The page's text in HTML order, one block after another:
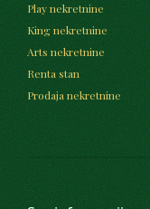
Play nekretnine
King nekretnine
Arts nekretnine
Renta stan
Prodaja nekretnine